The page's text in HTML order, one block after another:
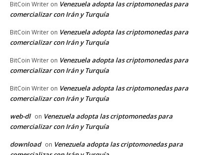
BitCoin Writer on Venezuela adopta las criptomonedas para
comercializar con Irán y Turquía
BitCoin Writer on Venezuela adopta las criptomonedas para
comercializar con Irán y Turquía
BitCoin Writer on Venezuela adopta las criptomonedas para
comercializar con Irán y Turquía
BitCoin Writer on Venezuela adopta las criptomonedas para
comercializar con Irán y Turquía
web-dl on Venezuela adopta las criptomonedas para
comercializar con Irán y Turquía
download on Venezuela adopta las criptomonedas para